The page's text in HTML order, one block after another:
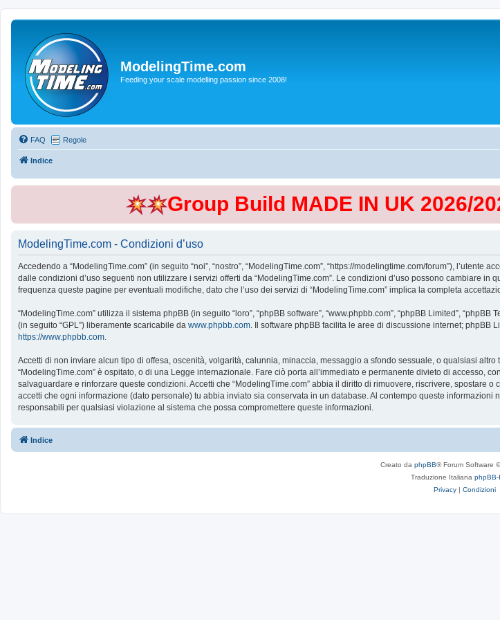
ModelingTime.com
Feeding your scale modelling passion since 2008!
FAQ Regole
Indice
Group Build MADE IN UK 2026/
ModelingTime.com - Condizioni d’uso
Accedendo a “ModelingTime.com” (in seguito “noi”, “nostro”, “ModelingTime.com”, “https://modelingtime.com/forum”),
dalle condizioni d’uso seguenti non utilizzare i servizi offerti da “ModelingTime.com”. Le condizioni d’uso possono cambiare
frequenza queste pagine per eventuali modifiche, dato che l’uso dei servizi di “ModelingTime.com” implica la completa
“ModelingTime.com” utilizza il sistema phpBB (in seguito “loro”, “phpBB software”, “www.phpbb.com”, “phpBB Limited”,
(in seguito “GPL”) liberamente scaricabile da www.phpbb.com. Il software phpBB facilita le aree di discussione internet; phpBB
https://www.phpbb.com.
Accetti di non inviare alcun tipo di offesa, oscenità, volgarità, calunnia, minaccia, messaggio a sfondo sessuale, o qualsiasi
“ModelingTime.com” è ospitato, o di una Legge internazionale. Fare ciò porta all’immediato e permanente divieto di accesso,
salvaguardare e rinforzare queste condizioni. Accetti che “ModelingTime.com” abbia il diritto di rimuovere, riscrivere,
accetti che ogni informazione (dato personale) tu abbia inviato sia conservata in un database. Al contempo queste
responsabili per qualsiasi violazione al sistema che possa compromettere queste informazioni.
Indice
Creato da phpBB® Forum Software
Traduzione Italiana phpBB-
Privacy | Condizioni